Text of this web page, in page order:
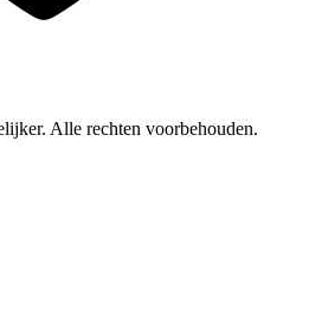
Alle rechten voorbehouden.